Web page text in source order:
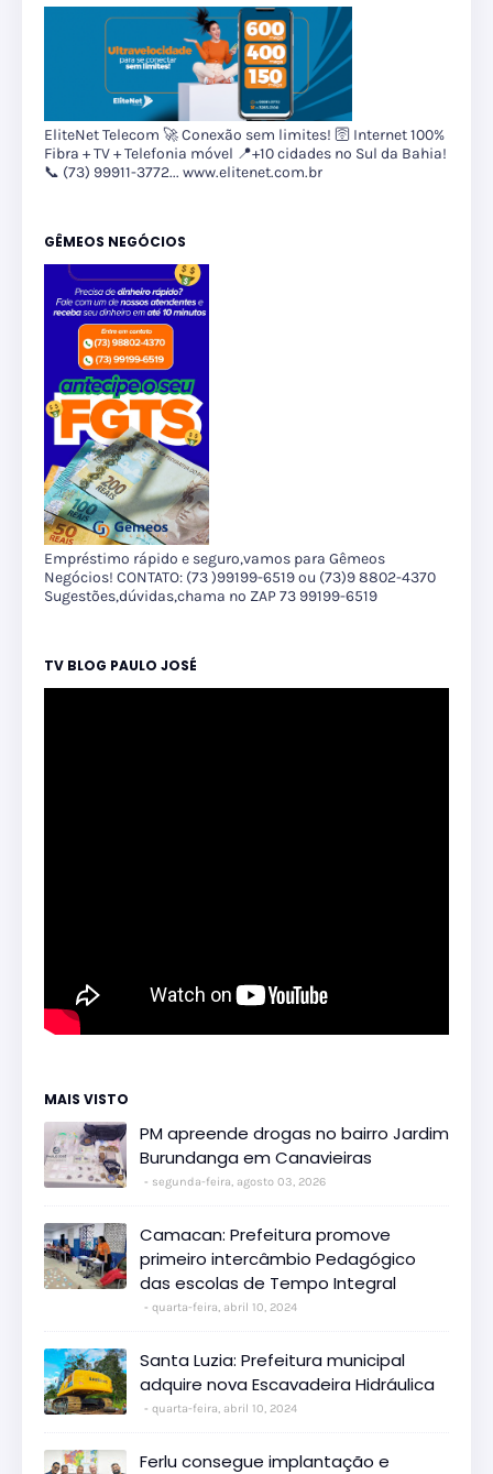
EliteNet Telecom 🚀 Conexão sem limites! 🛜 Internet 100%
Fibra + TV + Telefonia móvel 📍+10 cidades no Sul da Bahia!
📞 (73) 99911-3772... www.elitenet.com.br
GÊMEOS NEGÓCIOS
Empréstimo rápido e seguro,vamos para Gêmeos
Negócios! CONTATO: (73 )99199-6519 ou (73)9 8802-4370
Sugestões,dúvidas,chama no ZAP 73 99199-6519
TV BLOG PAULO JOSÉ
MAIS VISTO
PM apreende drogas no bairro Jardim
Burundanga em Canavieiras
segunda-feira, agosto 03, 2026
Camacan: Prefeitura promove
primeiro intercâmbio Pedagógico
das escolas de Tempo Integral
quarta-feira, abril 10, 2024
Santa Luzia: Prefeitura municipal
adquire nova Escavadeira Hidráulica
quarta-feira, abril 10, 2024
Ferlu consegue implantação e